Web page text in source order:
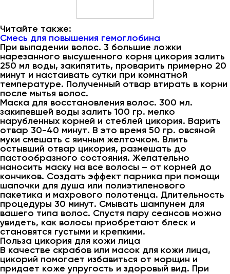
Читайте также:
Смесь для повышения гемоглобина
При выпадении волос. 3 большие ложки
нарезанного высушенного корня цикория залить
250 мл воды, закипятить, проварить примерно 20
минут и настаивать сутки при комнатной
температуре. Полученный отвар втирать в корни
после мытья волос.
Маска для восстановления волос. 300 мл.
закипевшей воды залить 100 гр. мелко
нарубленных корней и стеблей цикория. Варить
отвар 30-40 минут. В это время 50 гр. овсяной
муки смешать с яичным желточком. Влить
остывший отвар цикория, размешать до
пастообразного состояния. Желательно
наносить маску на все волосы – от корней до
кончиков. Создать эффект парника при помощи
шапочки для душа или полиэтиленового
пакетика и махрового полотенца. Длительность
процедуры 30 минут. Смывать шампунем для
вашего типа волос. Спустя пару сеансов можно
увидеть, как волосы приобретают блеск и
становятся густыми и крепкими.
Польза цикория для кожи лица
В качестве скрабов или масок для кожи лица,
цикорий помогает избавиться от морщин и
придает коже упругость и здоровый вид. При